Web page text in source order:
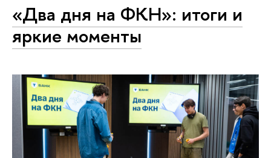
«Два дня на ФКН»: итоги и
яркие моменты